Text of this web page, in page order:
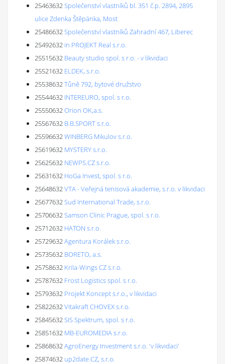
25463632Společenství vlastníků bl. 351 č.p. 2894, 2895
ulice Zdenka Štěpánka, Most
25486632Společenství vlastníků Zahradní 467, Liberec
25492632 in PROJEKT Real s.r.o.
25515632 Beauty studio spol. s r.o. - v likvidaci
25521632 ELDEK, s.r.o.
25538632Tůně 792, bytové družstvo
25544632 INTEREURO, spol. s r.o.
25550632Orion OK,a.s.
25567632 B.B.SPORT s.r.o.
25596632WINBERG Mikulov s.r.o.
25619632 MYSTERY s.r.o.
25625632 NEWPS.CZ s.r.o.
25631632 HoGa Invest, spol. s r.o.
25648632VTA - Veřejná tenisová akademie, s.r.o. v likvidaci
25677632Sud International Trade, s.r.o.
25706632Samson Clinic Prague, spol. s r.o.
25712632 HATON s.r.o.
25729632Agentura Korálek s.r.o.
25735632 BORETO, a.s.
25758632 Krila-Wings CZ s.r.o.
25787632 Frost Logistics spol. s r.o.
25793632 Projekt Koncept s.r.o., v likvidaci
25822632Vitakraft CHOVEX s.r.o.
25845632SIS Spektrum, spol. s r.o.
25851632 MB-EUROMEDIA s.r.o.
25868632AgroEnergy Investment s.r.o. 'v likvidaci'
25874632 up2date.CZ, s.r.o.